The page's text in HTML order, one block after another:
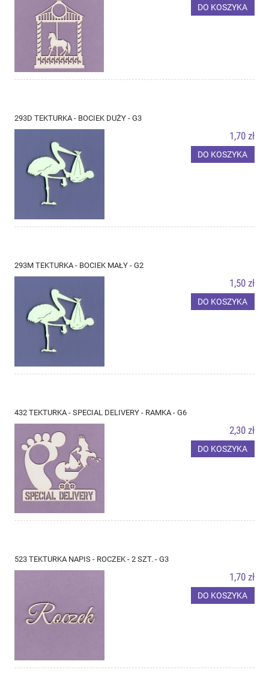
DO KOSZYKA
293D TEKTURKA - BOCIEK DUŻY - G3
1,70 zł
DO KOSZYKA
293M TEKTURKA - BOCIEK MAŁY - G2
1,50 zł
DO KOSZYKA
432 TEKTURKA - SPECIAL DELIVERY - RAMKA - G6
2,30 zł
DO KOSZYKA
523 TEKTURKA NAPIS - ROCZEK - 2 SZT. - G3
1,70 zł
DO KOSZYKA